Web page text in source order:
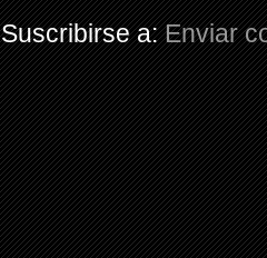
Suscribirse a:Enviar